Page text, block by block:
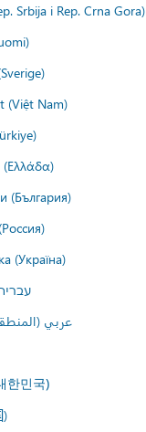
Srbija i Rep. Crna Gora)
(Việt Nam)
(Ελλάδα)
(България)
(Україна)
عربي
한민국)
)